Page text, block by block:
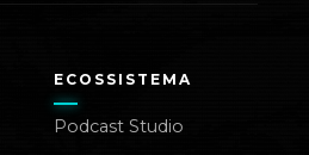
ECOSSISTEMA
Podcast Studio